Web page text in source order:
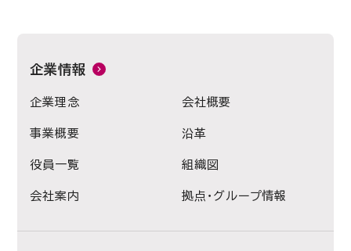
企業情報
企業理念 会社概要
事業概要 沿革
役員一覧 組織図
会社案内 拠点・グループ情報